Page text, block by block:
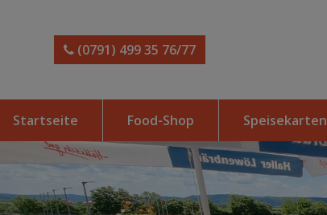
(0791) 499 35 76/77
Startseite Food-Shop Speisekarten